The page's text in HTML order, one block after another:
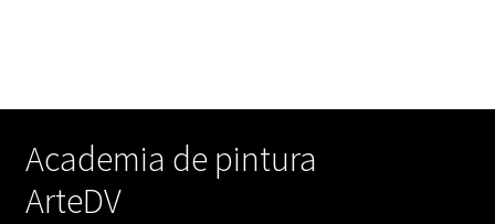
Academia de pintura
ArteDV